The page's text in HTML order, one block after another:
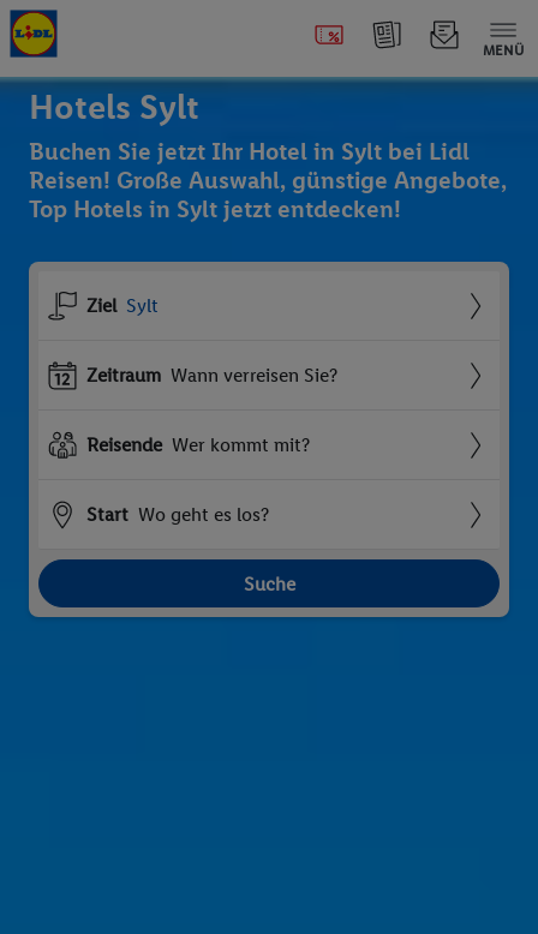
MENÜ
Hotels Sylt
Buchen Sie jetzt Ihr Hotel in Sylt bei Lidl
Reisen! Große Auswahl, günstige Angebote,
Top Hotels in Sylt jetzt entdecken!
Ziel Sylt
Zeitraum Wann verreisen Sie?
Reisende Wer kommt mit?
Start Wo geht es los?
Suche